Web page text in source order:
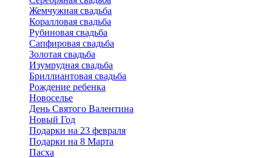
Жемчужная свадьба
Коралловая свадьба
Рубиновая свадьба
Сапфировая свадьба
Золотая свадьба
Изумрудная свадьба
Бриллиантовая свадьба
Рождение ребенка
Новоселье
День Святого Валентина
Новый Год
Подарки на 23 февраля
Подарки на 8 Марта
Пасха